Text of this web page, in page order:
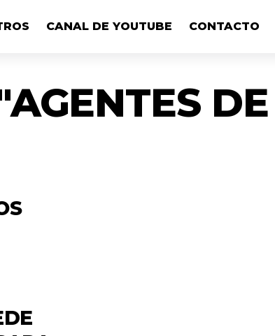
CANAL DE YOUTUBE CONTACTO